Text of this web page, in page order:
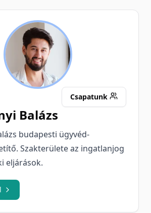
SB
Csapatunk
Balázs
budapesti ügyvéd-
Szakterülete az ingatlanjog
eljárások.